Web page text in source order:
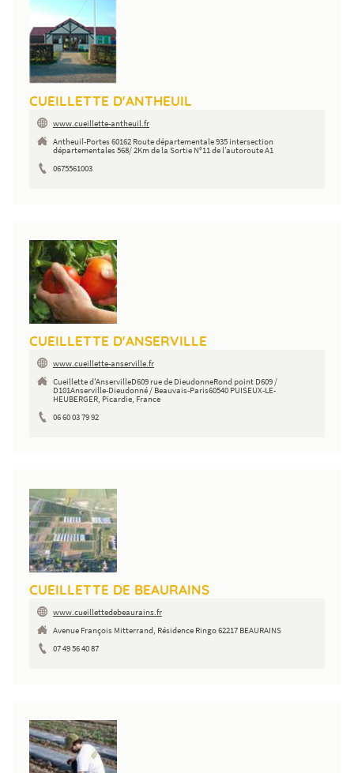
CUEILLETTE D'ANTHEUIL
www.cueillette-antheuil.fr
Antheuil-Portes 60162 Route départementale 935 intersection
départementales 568/ 2Km de la Sortie N°11 de l’autoroute A1
0675561003
CUEILLETTE D'ANSERVILLE
www.cueillette-anserville.fr
Cueillette d'AnservilleD609 rue de DieudonneRond point D609 /
D101Anserville-Dieudonné / Beauvais-Paris60540 PUISEUX-LE-
HEUBERGER, Picardie, France
06 60 03 79 92
CUEILLETTE DE BEAURAINS
www.cueillettedebeaurains.fr
Avenue François Mitterrand, Résidence Ringo 62217 BEAURAINS
07 49 56 40 87